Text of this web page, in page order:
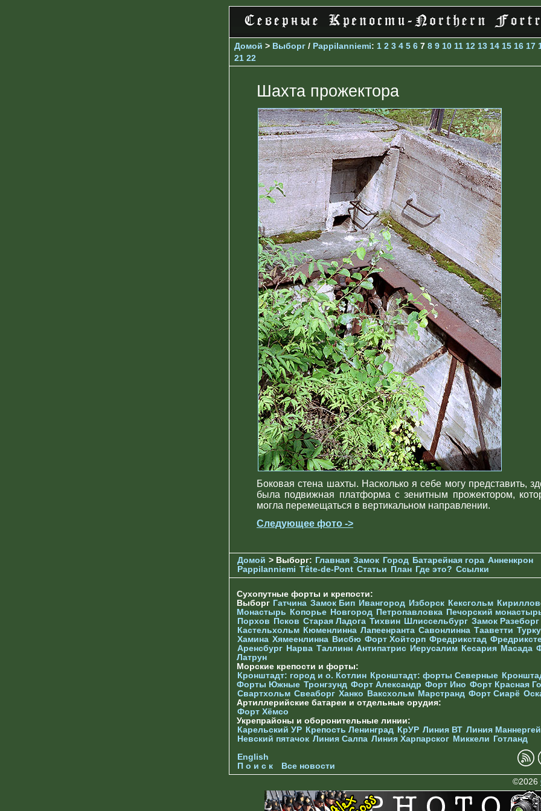
Домой > Выборг / Pappilanniemi: 1 2 3 4 5 6 7 8 9 10 11 12 13 14 15 16 17
21 22
Шахта прожектора
Боковая стена шахты. Насколько я себе могу представить,
была подвижная платформа с зенитным прожектором,
могла перемещаться в вертикальном направлении.
Следующее фото ->
Домой > Выборг: Главная Замок Город Батарейная гора Анненкрон
Pappilanniemi Tête-de-Pont Статьи План Где это? Ссылки
Сухопутные форты и крепости:
Выборг Гатчина Замок Бип Ивангород Изборск Кексгольм
Монастырь
Копорье Новгород Петропавловка Печорcкий
Порхов
Псков Старая Ладога Тихвин Шлиссельбург Замок Разеборг
Кастельхольм Кюменлинна Лапеенранта Савонлинна Тааветти Турку
Хамина Хямеенлинна Висбю Форт Хойторп Фредрикстад
Аренсбург Нарва Таллинн Антипатрис Иерусалим Кесария Масада
Латрун
Морские крепости и форты:
Кронштадт: город и о. Котлин Кронштадт: форты Северные
Форты Южные Тронгзунд Форт Александр Форт Ино Форт Красная
Свартхольм Свеаборг Ханко Ваксхольм Марстранд Форт Сиарё
Артиллерийские батареи и отдельные орудия:
Форт Хёмсо
Укрепрайоны и оборонительные линии:
Карельский УР Крепость Ленинград КрУР Линия ВТ Линия
Невский пятачок Линия Салпа Линия Харпарског Миккели
Готланд
English
П о и с к
Все новости
©2026